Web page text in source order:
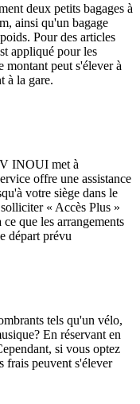
deux petits bagages à
ainsi qu'un bagage
Pour des articles
appliqué pour les
montant peut s'élever à
à la gare.
INOUI met à
offre une assistance
votre siège dans le
« Accès Plus »
que les arrangements
départ prévu
tels qu'un vélo,
En réservant en
si vous optez
frais peuvent s'élever